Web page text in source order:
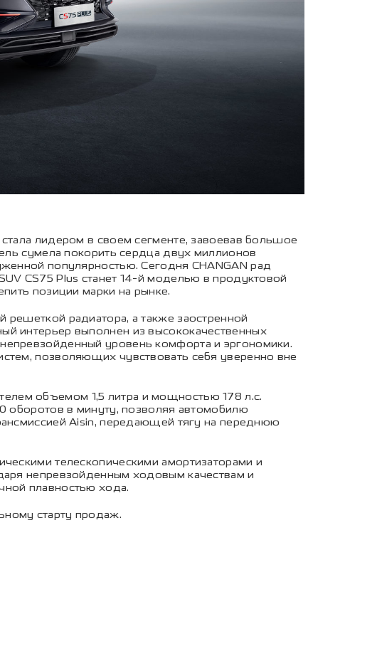
лидером в своем сегменте, завоевав большое
сумела покорить сердца двух миллионов
популярностью. Сегодня CHANGAN рад
CS75 Plus станет 14-й моделью в продуктовой
позиции марки на рынке.
радиатора, а также заостренной
интерьер выполнен из высококачественных
уровень комфорта и эргономики.
позволяющих чувствовать себя уверенно вне
объемом 1,5 литра и мощностью 178 л.с.
оборотов в минуту, позволяя автомобилю
Aisin, передающей тягу на переднюю
телескопическими амортизаторами и
непревзойденным ходовым качествам и
плавностью хода.
старту продаж.